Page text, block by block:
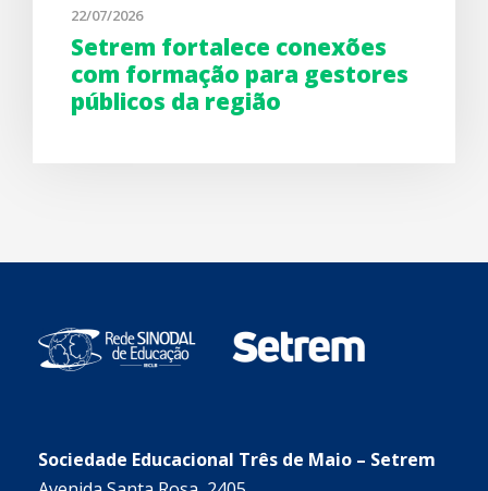
22/07/2026
Setrem fortalece conexões
com formação para gestores
públicos da região
Sociedade Educacional Três de Maio – Setrem